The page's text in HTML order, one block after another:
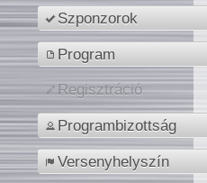
Szponzorok
Program
Regisztráció
Programbizottság
Versenyhelyszín